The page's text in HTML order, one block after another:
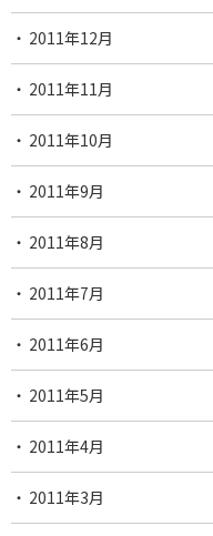
2011年12月
2011年11月
2011年10月
2011年9月
2011年8月
2011年7月
2011年6月
2011年5月
2011年4月
2011年3月